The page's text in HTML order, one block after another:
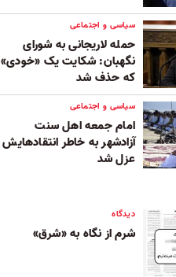
سیاسی و اجتماعی
حمله لاریجانی به شورای
نگهبان: شکایت یک «خودی»
که حذف شد
سیاسی و اجتماعی
امام جمعه اهل سنت
آزادشهر به خاطر انتقادهایش
عزل شد
دیدگاه
شرم از نگاه به «شرق»